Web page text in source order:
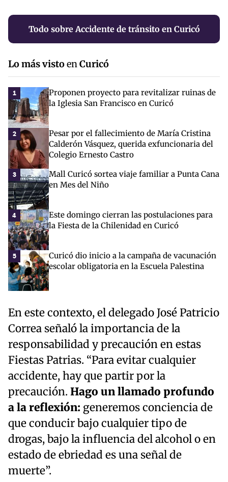
Todo sobre Accidente de tránsito en Curicó
Lo más vistoenCuricó
1
Proponen proyecto para revitalizar ruinas de
la Iglesia San Francisco en Curicó
2
Pesar por el fallecimiento de María Cristina
Calderón Vásquez, querida exfuncionaria del
Colegio Ernesto Castro
3
Mall Curicó sortea viaje familiar a Punta Cana
en Mes del Niño
4
Este domingo cierran las postulaciones para
la Fiesta de la Chilenidad en Curicó
5
Curicó dio inicio a la campaña de vacunación
escolar obligatoria en la Escuela Palestina
En este contexto, el delegado José Patricio
Correa señaló la importancia de la
responsabilidad y precaución en estas
Fiestas Patrias. “Para evitar cualquier
accidente, hay que partir por la
precaución. Hago un llamado profundo
a la reflexión: generemos conciencia de
que conducir bajo cualquier tipo de
drogas, bajo la influencia del alcohol o en
estado de ebriedad es una señal de
muerte”.